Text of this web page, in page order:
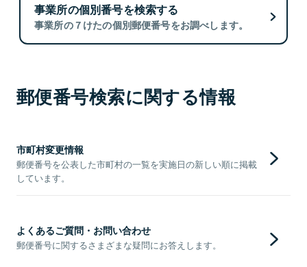
事業所の個別番号を検索する
事業所の７けたの個別郵便番号をお調べします。
郵便番号検索に関する情報
市町村変更情報
郵便番号を公表した市町村の一覧を実施日の新しい順に掲載
しています。
よくあるご質問・お問い合わせ
郵便番号に関するさまざまな疑問にお答えします。